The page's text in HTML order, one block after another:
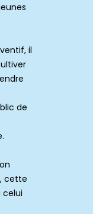
il
de
cette
celui